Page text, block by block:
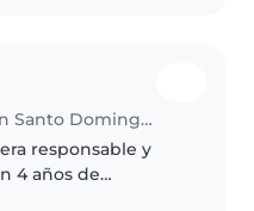
Babysitter in Santo Domingo de los Colorados
responsable y
4 años de